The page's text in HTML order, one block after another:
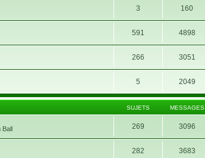
3 160
591 4898
266 3051
5 2049
SUJETS MESSAGES
Ball 269 3096
282 3683